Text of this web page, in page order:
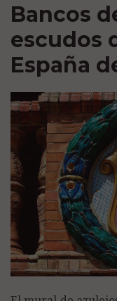
Bancos
escudos
España